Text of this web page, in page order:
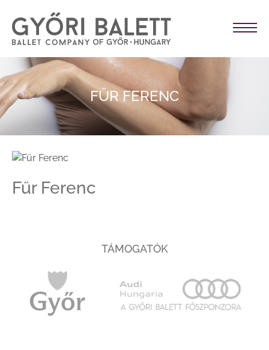
FŰR FERENC
Fűr Ferenc
TÁMOGATÓK